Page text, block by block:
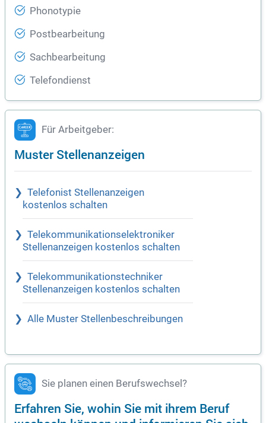
Phonotypie
Postbearbeitung
Sachbearbeitung
Telefondienst
Für Arbeitgeber:
Muster Stellenanzeigen
Telefonist Stellenanzeigen
kostenlos schalten
Telekommunikationselektroniker
Stellenanzeigen kostenlos schalten
Telekommunikationstechniker
Stellenanzeigen kostenlos schalten
Alle Muster Stellenbeschreibungen
Sie planen einen Berufswechsel?
Erfahren Sie, wohin Sie mit ihrem Beruf